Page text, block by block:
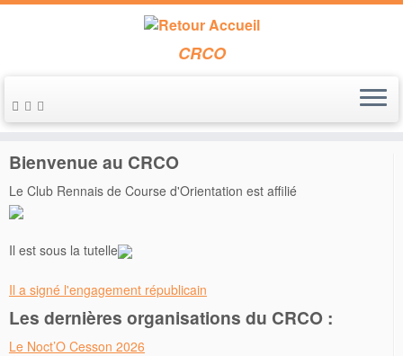
Passer
au
CRCO
Accueil » 2014 » janvier » 23
Bienvenue au CRCO
Le Club Rennais de Course d'Orientation est affilié
Il est sous la tutelle
Il a signé l'engagement républicain
Les dernières organisations du CRCO :
Le Noct’O Cesson 2026